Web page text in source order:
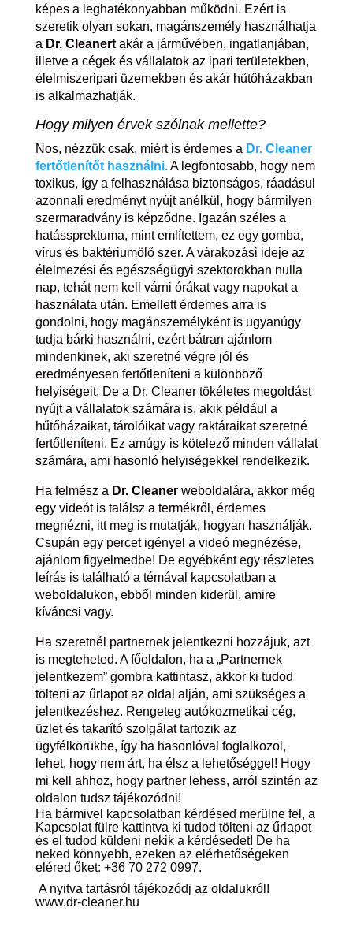
képes a leghatékonyabban működni. Ezért is
szeretik olyan sokan, magánszemély használhatja
a Dr. Cleanertakár a járművében, ingatlanjában,
illetve a cégek és vállalatok az ipari területekben,
élelmiszeripari üzemekben és akár hűtőházakban
is alkalmazhatják.
Hogy milyen érvek szólnak mellette?
Nos, nézzük csak, miért is érdemes a Dr. Cleaner
fertőtlenítőt használni.A legfontosabb, hogy nem
toxikus, így a felhasználása biztonságos, ráadásul
azonnali eredményt nyújt anélkül, hogy bármilyen
szermaradvány is képződne. Igazán széles a
hatássprektuma, mint említettem, ez egy gomba,
vírus és baktériumölő szer. A várakozási ideje az
élelmezési és egészségügyi szektorokban nulla
nap, tehát nem kell várni órákat vagy napokat a
használata után. Emellett érdemes arra is
gondolni, hogy magánszemélyként is ugyanúgy
tudja bárki használni, ezért bátran ajánlom
mindenkinek, aki szeretné végre jól és
eredményesen fertőtleníteni a különböző
helyiségeit. De a Dr. Cleaner tökéletes megoldást
nyújt a vállalatok számára is, akik például a
hűtőházaikat, tárolóikat vagy raktáraikat szeretné
fertőtleníteni. Ez amúgy is kötelező minden vállalat
számára, ami hasonló helyiségekkel rendelkezik.
Ha felmész a Dr. Cleanerweboldalára, akkor még
egy videót is találsz a termékről, érdemes
megnézni, itt meg is mutatják, hogyan használják.
Csupán egy percet igényel a videó megnézése,
ajánlom figyelmedbe! De egyébként egy részletes
leírás is található a témával kapcsolatban a
weboldalukon, ebből minden kiderül, amire
kíváncsi vagy.
Ha szeretnél partnernek jelentkezni hozzájuk, azt
is megteheted. A főoldalon, ha a „Partnernek
jelentkezem” gombra kattintasz, akkor ki tudod
tölteni az űrlapot az oldal alján, ami szükséges a
jelentkezéshez. Rengeteg autókozmetikai cég,
üzlet és takarító szolgálat tartozik az
ügyfélkörükbe, így ha hasonlóval foglalkozol,
lehet, hogy nem árt, ha élsz a lehetőséggel! Hogy
mi kell ahhoz, hogy partner lehess, arról szintén az
oldalon tudsz tájékozódni!
Ha bármivel kapcsolatban kérdésed merülne fel, a
Kapcsolat fülre kattintva ki tudod tölteni az űrlapot
és el tudod küldeni nekik a kérdésedet! De ha
neked könnyebb, ezeken az elérhetőségeken
eléred őket: +36 70 272 0997.
A nyitva tartásról tájékozódj az oldalukról!
www.dr-cleaner.hu